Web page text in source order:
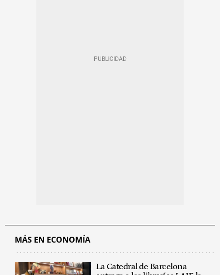
MÁS EN ECONOMÍA
La Catedral de Barcelona